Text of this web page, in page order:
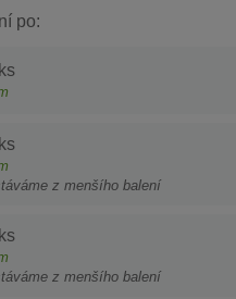
po:
z menšího balení
z menšího balení